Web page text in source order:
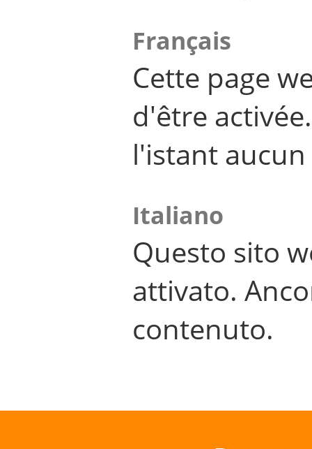
Français
Cette page
d'être
l'istant
Italiano
Questo sito
attivato.
contenuto.